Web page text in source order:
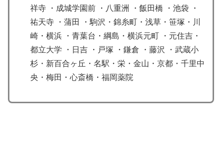
祥寺 ・成城学園前 ・八重洲 ・飯田橋 ・池袋 ・
祐天寺 ・蒲田 ・駒沢・錦糸町・浅草・笹塚・川
崎・横浜 ・青葉台・綱島・横浜元町 ・元住吉・
都立大学 ・日吉 ・戸塚 ・鎌倉 ・藤沢 ・武蔵小
杉・新百合ヶ丘・名駅・栄・金山・京都・千里中
央・梅田・心斎橋・福岡薬院